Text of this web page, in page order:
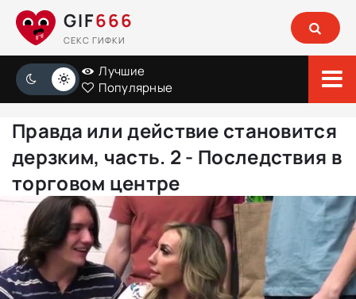
GIF666
СЕКС ГИФКИ
Лучшие
Популярные
Правда или действие становится
дерзким, часть. 2 - Последствия в
торговом центре